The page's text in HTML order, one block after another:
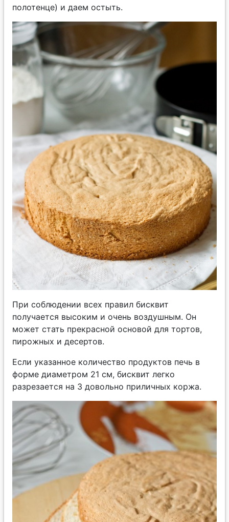
полотенце) и даем остыть.
При соблюдении всех правил бисквит
получается высоким и очень воздушным. Он
может стать прекрасной основой для тортов,
пирожных и десертов.
Если указанное количество продуктов печь в
форме диаметром 21 см, бисквит легко
разрезается на 3 довольно приличных коржа.